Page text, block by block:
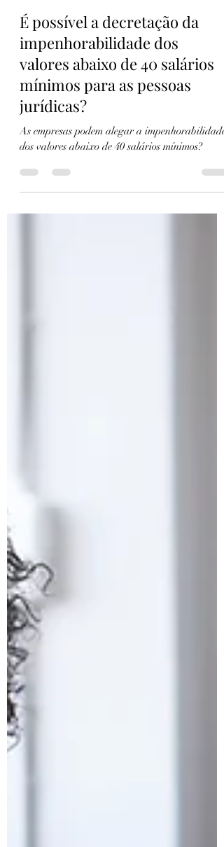
Sara Daniela Silva de Souza
25 de jul. de 2024
3 min de leitura
É possível a decretação da
impenhorabilidade dos
valores abaixo de 40 salários
mínimos para as pessoas
jurídicas?
dos valores abaixo de 40 salários mínimos?